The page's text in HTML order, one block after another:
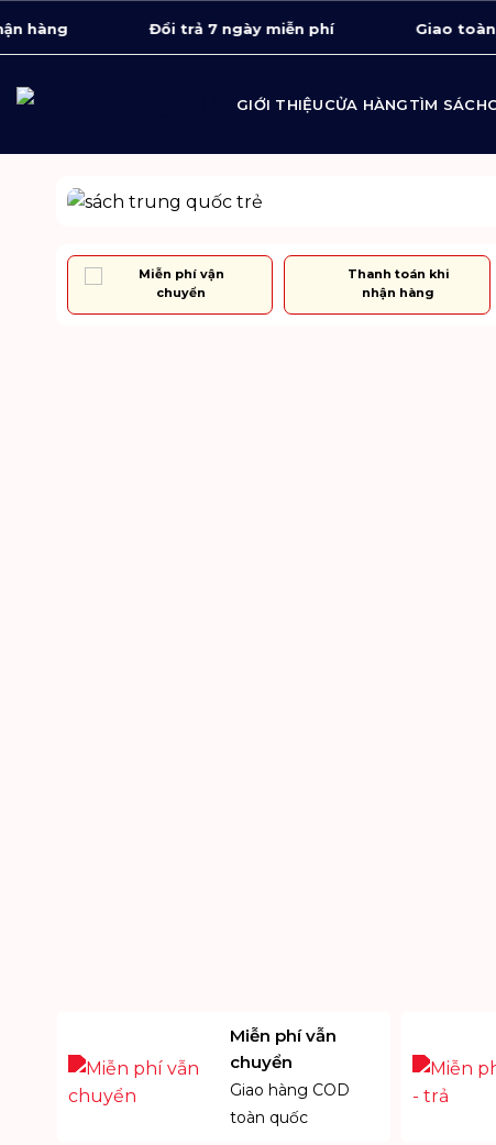
qua
dung
Đổi trả 7 ngày miễn phí Giao toàn
GIỚI THIỆUCỬA HÀNGTÌM SÁCH
Miễn phí vận
chuyển
Thanh toán khi
nhận hàng
Miễn phí vẫn
chuyển
Giao hàng COD
toàn quốc